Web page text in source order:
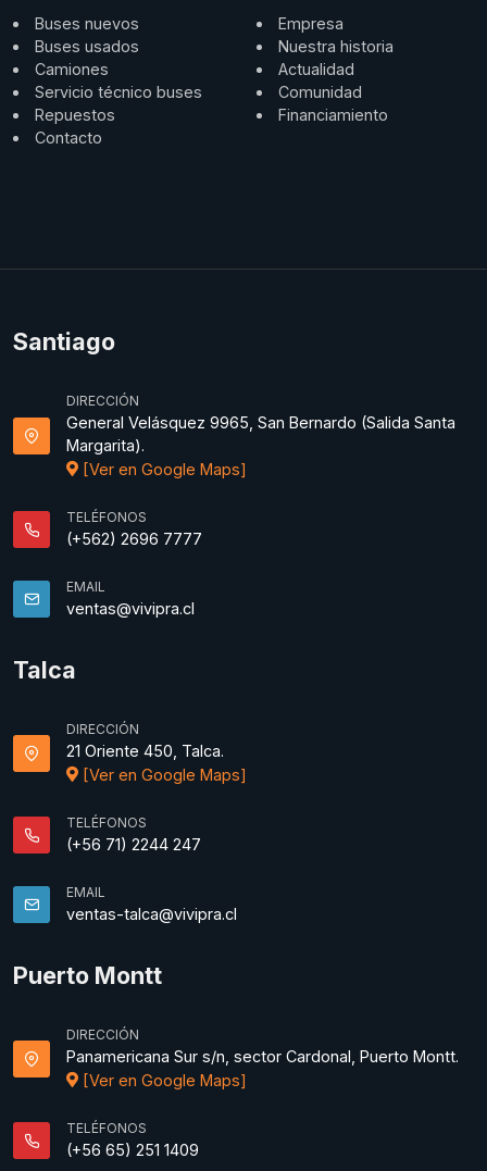
Buses nuevos
Buses usados
Camiones
Servicio técnico buses
Repuestos
Contacto
Empresa
Nuestra historia
Actualidad
Comunidad
Financiamiento
Santiago
DIRECCIÓN
General Velásquez 9965, San Bernardo (Salida Santa
Margarita).
[Ver en Google Maps]
TELÉFONOS
(+562) 2696 7777
EMAIL
ventas@vivipra.cl
Talca
DIRECCIÓN
21 Oriente 450, Talca.
[Ver en Google Maps]
TELÉFONOS
(+56 71) 2244 247
EMAIL
ventas-talca@vivipra.cl
Puerto Montt
DIRECCIÓN
Panamericana Sur s/n, sector Cardonal, Puerto Montt.
[Ver en Google Maps]
TELÉFONOS
(+56 65) 251 1409